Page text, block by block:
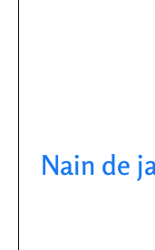
Nain de